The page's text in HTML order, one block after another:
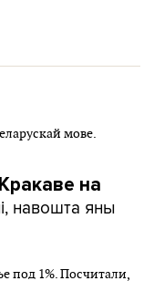
на
навошта яны